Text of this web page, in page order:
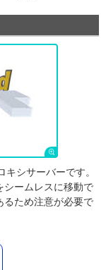
シサーバーです。
シームレスに移動で
るため注意が必要で